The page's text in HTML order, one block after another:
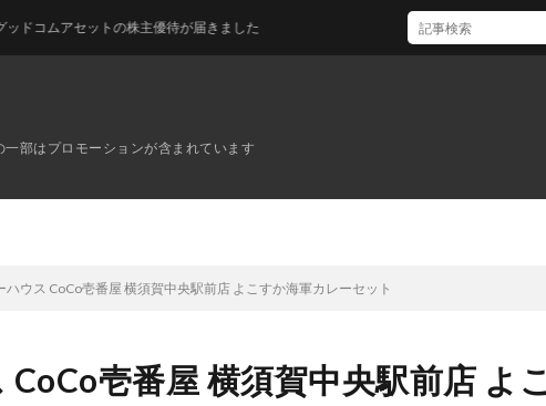
部はプロモーションが含まれています
セットの株主優待が届きました
ハウス CoCo壱番屋 横須賀中央駅前店 よこすか海軍カレーセット
壱番屋 横須賀中央駅前店 よこ